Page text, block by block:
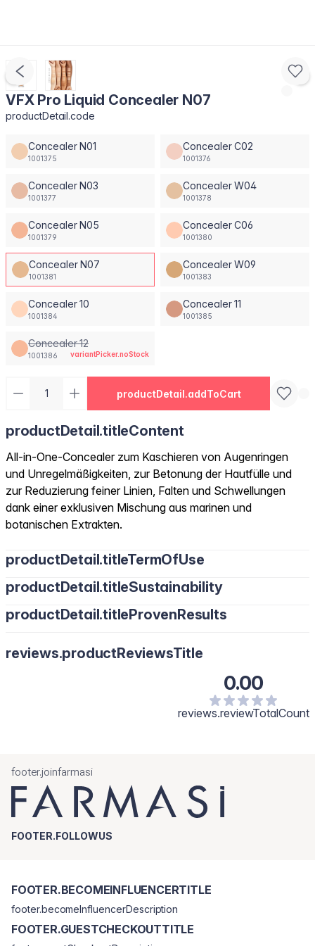
VFX Pro Liquid Concealer N07
productDetail.code
Concealer N01
1001375
Concealer C02
1001376
Concealer N03
1001377
Concealer W04
1001378
Concealer N05
1001379
Concealer C06
1001380
Concealer N07
1001381
Concealer W09
1001383
Concealer 10
1001384
Concealer 11
1001385
Concealer 12
1001386 variantPicker.noStock
productDetail.addToCart
productDetail.titleContent
All-in-One-Concealer zum Kaschieren von Augenringen
und Unregelmäßigkeiten, zur Betonung der Hautfülle und
zur Reduzierung feiner Linien, Falten und Schwellungen
dank einer exklusiven Mischung aus marinen und
botanischen Extrakten.
productDetail.titleTermOfUse
productDetail.titleSustainability
productDetail.titleProvenResults
reviews.productReviewsTitle
0.00
reviews.reviewTotalCount
footer.joinfarmasi
FOOTER.FOLLOWUS
FOOTER.BECOMEINFLUENCERTITLE
footer.becomeInfluencerDescription
FOOTER.GUESTCHECKOUTTITLE